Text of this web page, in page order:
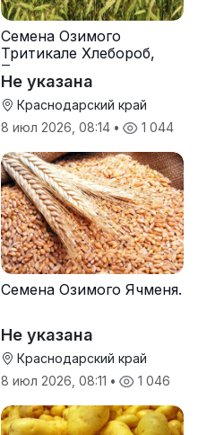
Семена Озимого
Тритикале Хлебороб,
Тихон
Не указана
Краснодарский край
8 июл 2026, 08:14 • 1 044
Семена Озимого Ячменя.
Не указана
Краснодарский край
8 июл 2026, 08:11 • 1 046